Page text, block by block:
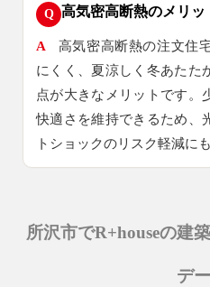
Q 高気密高断熱のメリッ
A
高気密高断熱の注文住
にくく、夏涼しく冬あたた
点が大きなメリットです。
快適さを維持できるため、
トショックのリスク軽減に
所沢市でR+houseの建
デ